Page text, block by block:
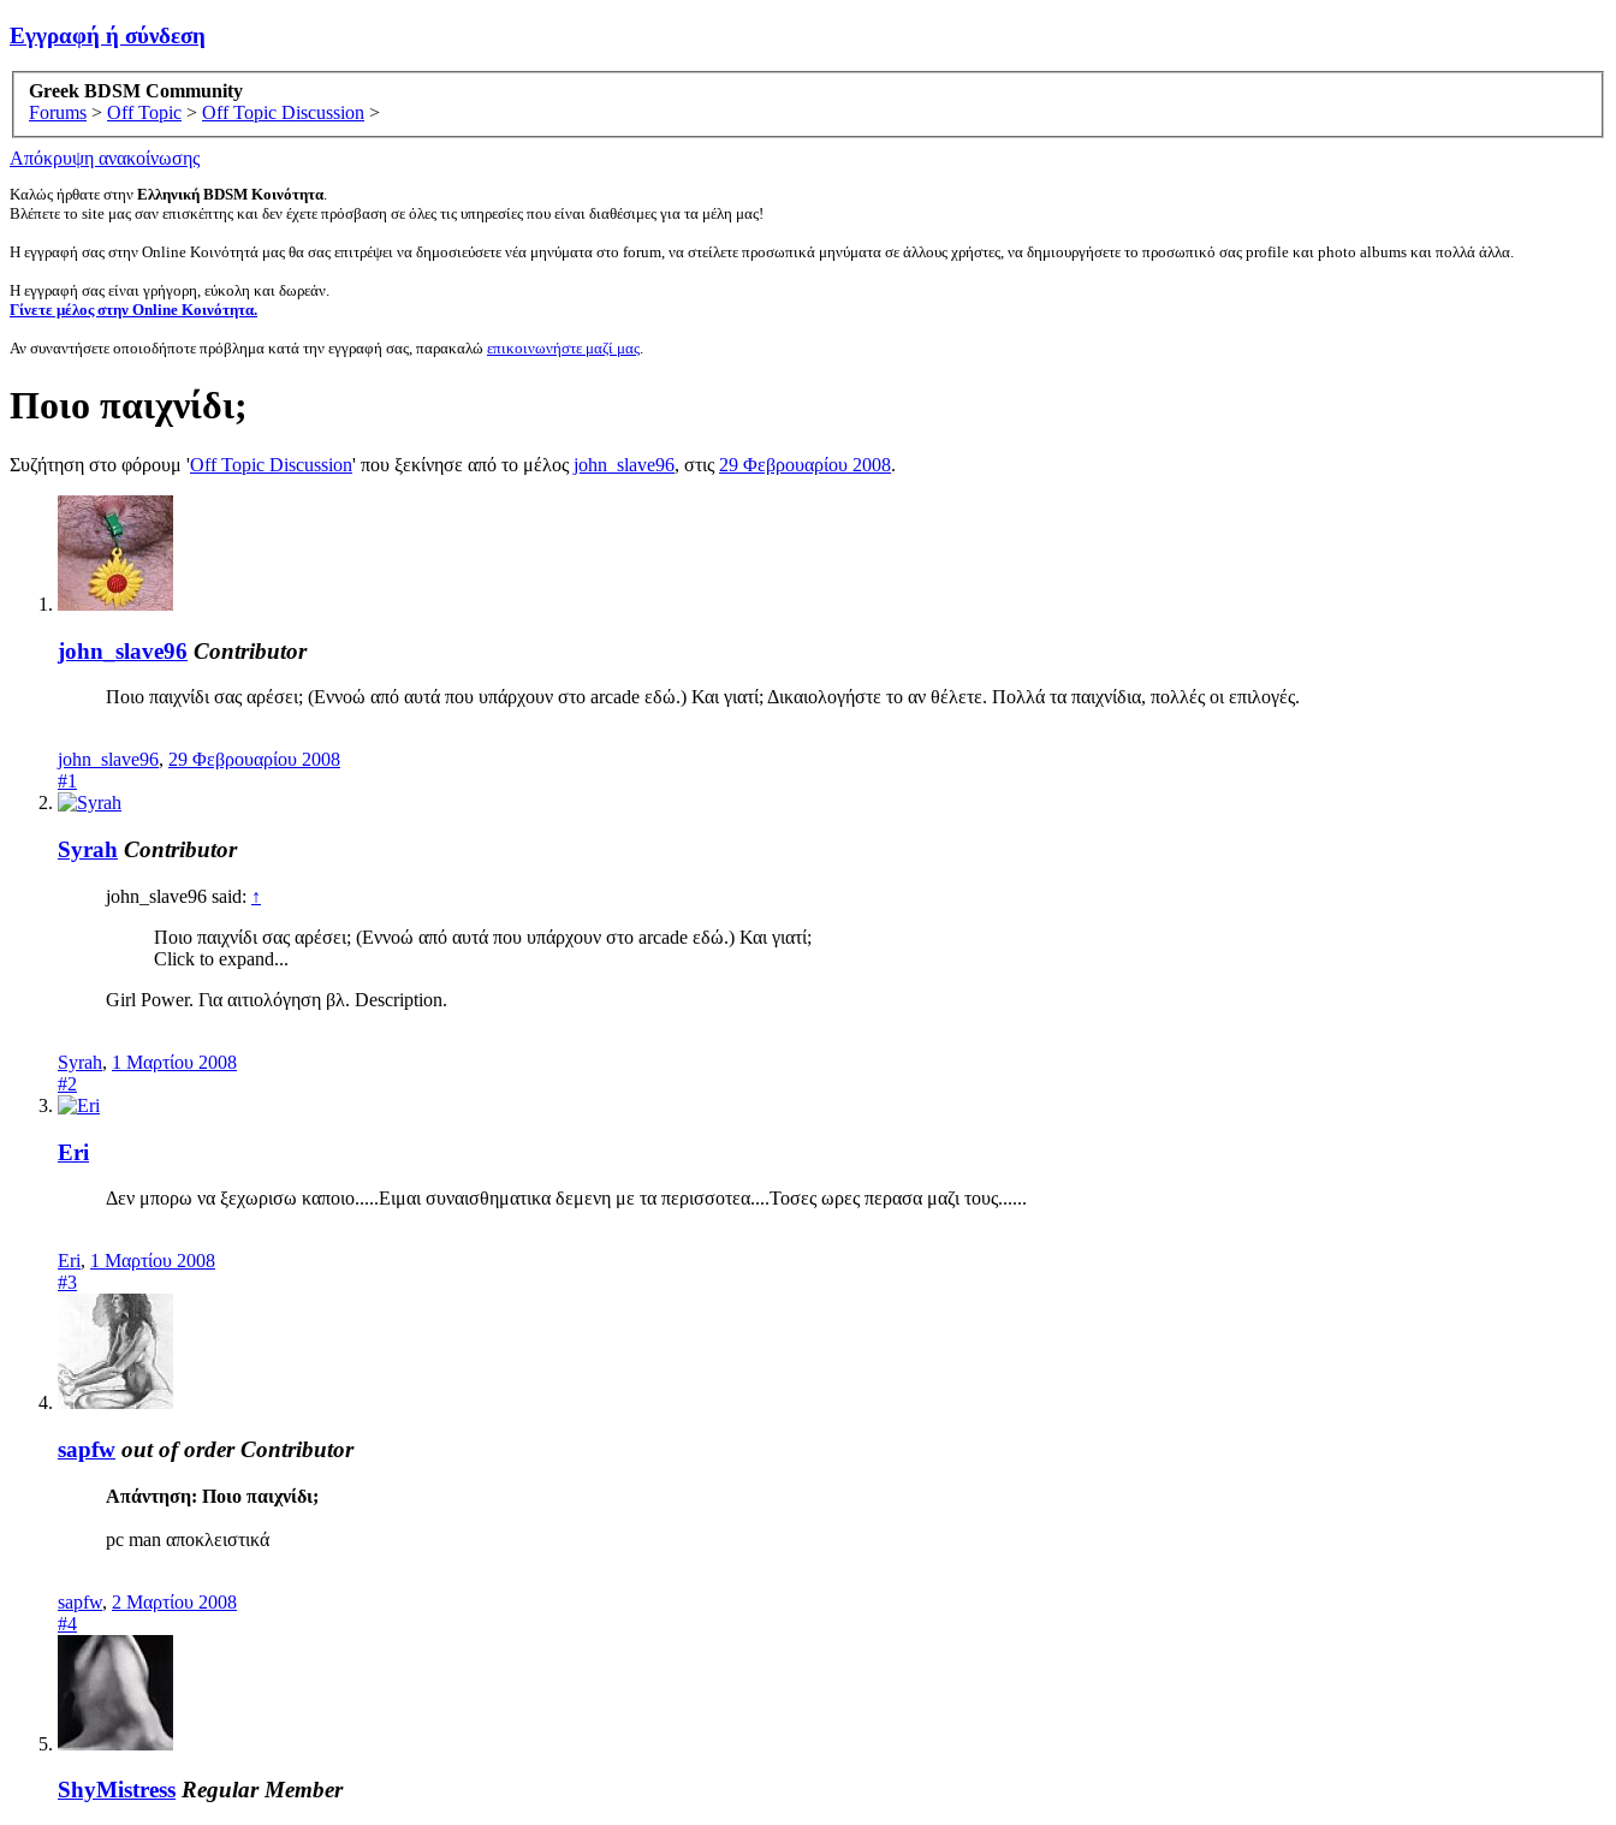
Εγγραφή ή σύνδεση
Greek BDSM Community
Forums > Off Topic > Off Topic Discussion >
Απόκρυψη ανακοίνωσης
Καλώς ήρθατε στην Ελληνική BDSM Κοινότητα.
Βλέπετε το site μας σαν επισκέπτης και δεν έχετε πρόσβαση σε όλες τις υπηρεσίες που είναι διαθέσιμες για τα μέλη μας!
Η εγγραφή σας στην Online Κοινότητά μας θα σας επιτρέψει να δημοσιεύσετε νέα μηνύματα στο forum, να στείλετε προσωπικά μηνύματα σε άλλους χρήστες, να δημιουργήσετε το προσωπικό σας profile και photo albums και πολλά άλλα.
Η εγγραφή σας είναι γρήγορη, εύκολη και δωρεάν.
Γίνετε μέλος στην Online Κοινότητα.
Αν συναντήσετε οποιοδήποτε πρόβλημα κατά την εγγραφή σας, παρακαλώ επικοινωνήστε μαζί μας.
Ποιο παιχνίδι;
Συζήτηση στο φόρουμ 'Off Topic Discussion' που ξεκίνησε από το μέλος john_slave96, στις 29 Φεβρουαρίου 2008.
john_slave96 Contributor
Ποιο παιχνίδι σας αρέσει; (Εννοώ από αυτά που υπάρχουν στο arcade εδώ.) Και γιατί; Δικαιολογήστε το αν θέλετε. Πολλά τα παιχνίδια, πολλές οι επιλογές.
john_slave96, 29 Φεβρουαρίου 2008
#1
Syrah Contributor
john_slave96 said: ↑
Ποιο παιχνίδι σας αρέσει; (Εννοώ από αυτά που υπάρχουν στο arcade εδώ.) Και γιατί;
Click to expand...
Girl Power. Για αιτιολόγηση βλ. Description.
Syrah, 1 Μαρτίου 2008
#2
Eri
Δεν μπορω να ξεχωρισω καποιο.....Ειμαι συναισθηματικα δεμενη με τα περισσοτεα....Τοσες ωρες περασα μαζι τους......
Eri, 1 Μαρτίου 2008
#3
sapfw out of order Contributor
Απάντηση: Ποιο παιχνίδι;
pc man αποκλειστικά
sapfw, 2 Μαρτίου 2008
#4
ShyMistress Regular Member